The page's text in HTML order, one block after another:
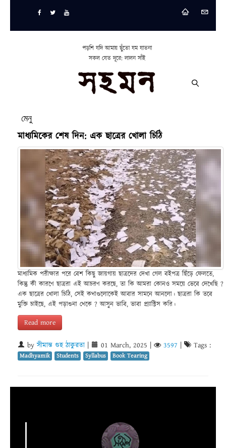
পড়শি যদি আমায় ছুঁতো যম যাতনা
সকল যেত দূরে: লালন সাঁই
মেনু
মাধ্যমিকের শেষ দিন: এক ছাত্রের খোলা চিঠি
মাধ্যমিক পরীক্ষার পরে বেশ কিছু জায়গায় ছাত্রদের দেখা গেল বইপত্র ছিঁড়ে ফেলতে,
কিন্তু কী কারণে ছাত্ররা এই আচরণ করছে, তা কি আমরা কোনও সময়ে ভেবে দেখেছি ?
এক ছাত্রের খোলা চিঠি, সেই কথাগুলোকেই আবার সামনে আনলো। ছাত্ররা কি তবে
মুক্তি চাইছে, এই পড়াশুনা থেকে ? আসুন ভাবি, ভাবা প্র্যাক্টিস করি।
Read more
byসীমান্ত গুহ ঠাকুরতা 01 March, 2025 3597 Tags :
Madhyamik Students Syllabus Book Tearing